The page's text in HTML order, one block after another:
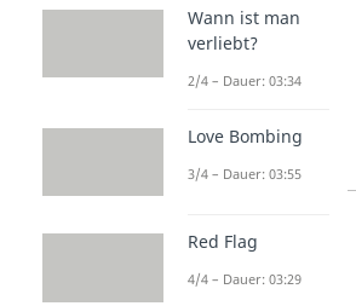
verbessert
Kommunikation
Feedback
Selbsterkenntnis
Wann ist man
verliebt?
2/4 – Dauer: 03:34
Love Bombing
3/4 – Dauer: 03:55
Red Flag
4/4 – Dauer: 03:29